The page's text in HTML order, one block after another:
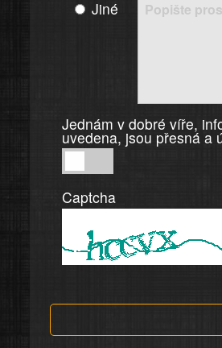
Jiné
Jednám v dobré víře,
uvedena, jsou přesná a
v
dobré
informace
v
Captcha